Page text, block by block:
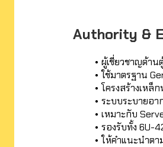
Authority &
ผู้เชี่ยวชาญด้าน
ใช้มาตรฐาน
โครงสร้างเหล็
ระบบระบายอ
เหมาะกับ
รองรับทั้ง 6U-
ให้คำแนะนำตา